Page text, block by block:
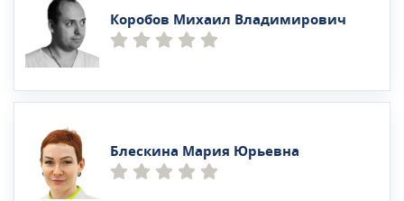
Коробов Михаил Владимирович
Блескина Мария Юрьевна